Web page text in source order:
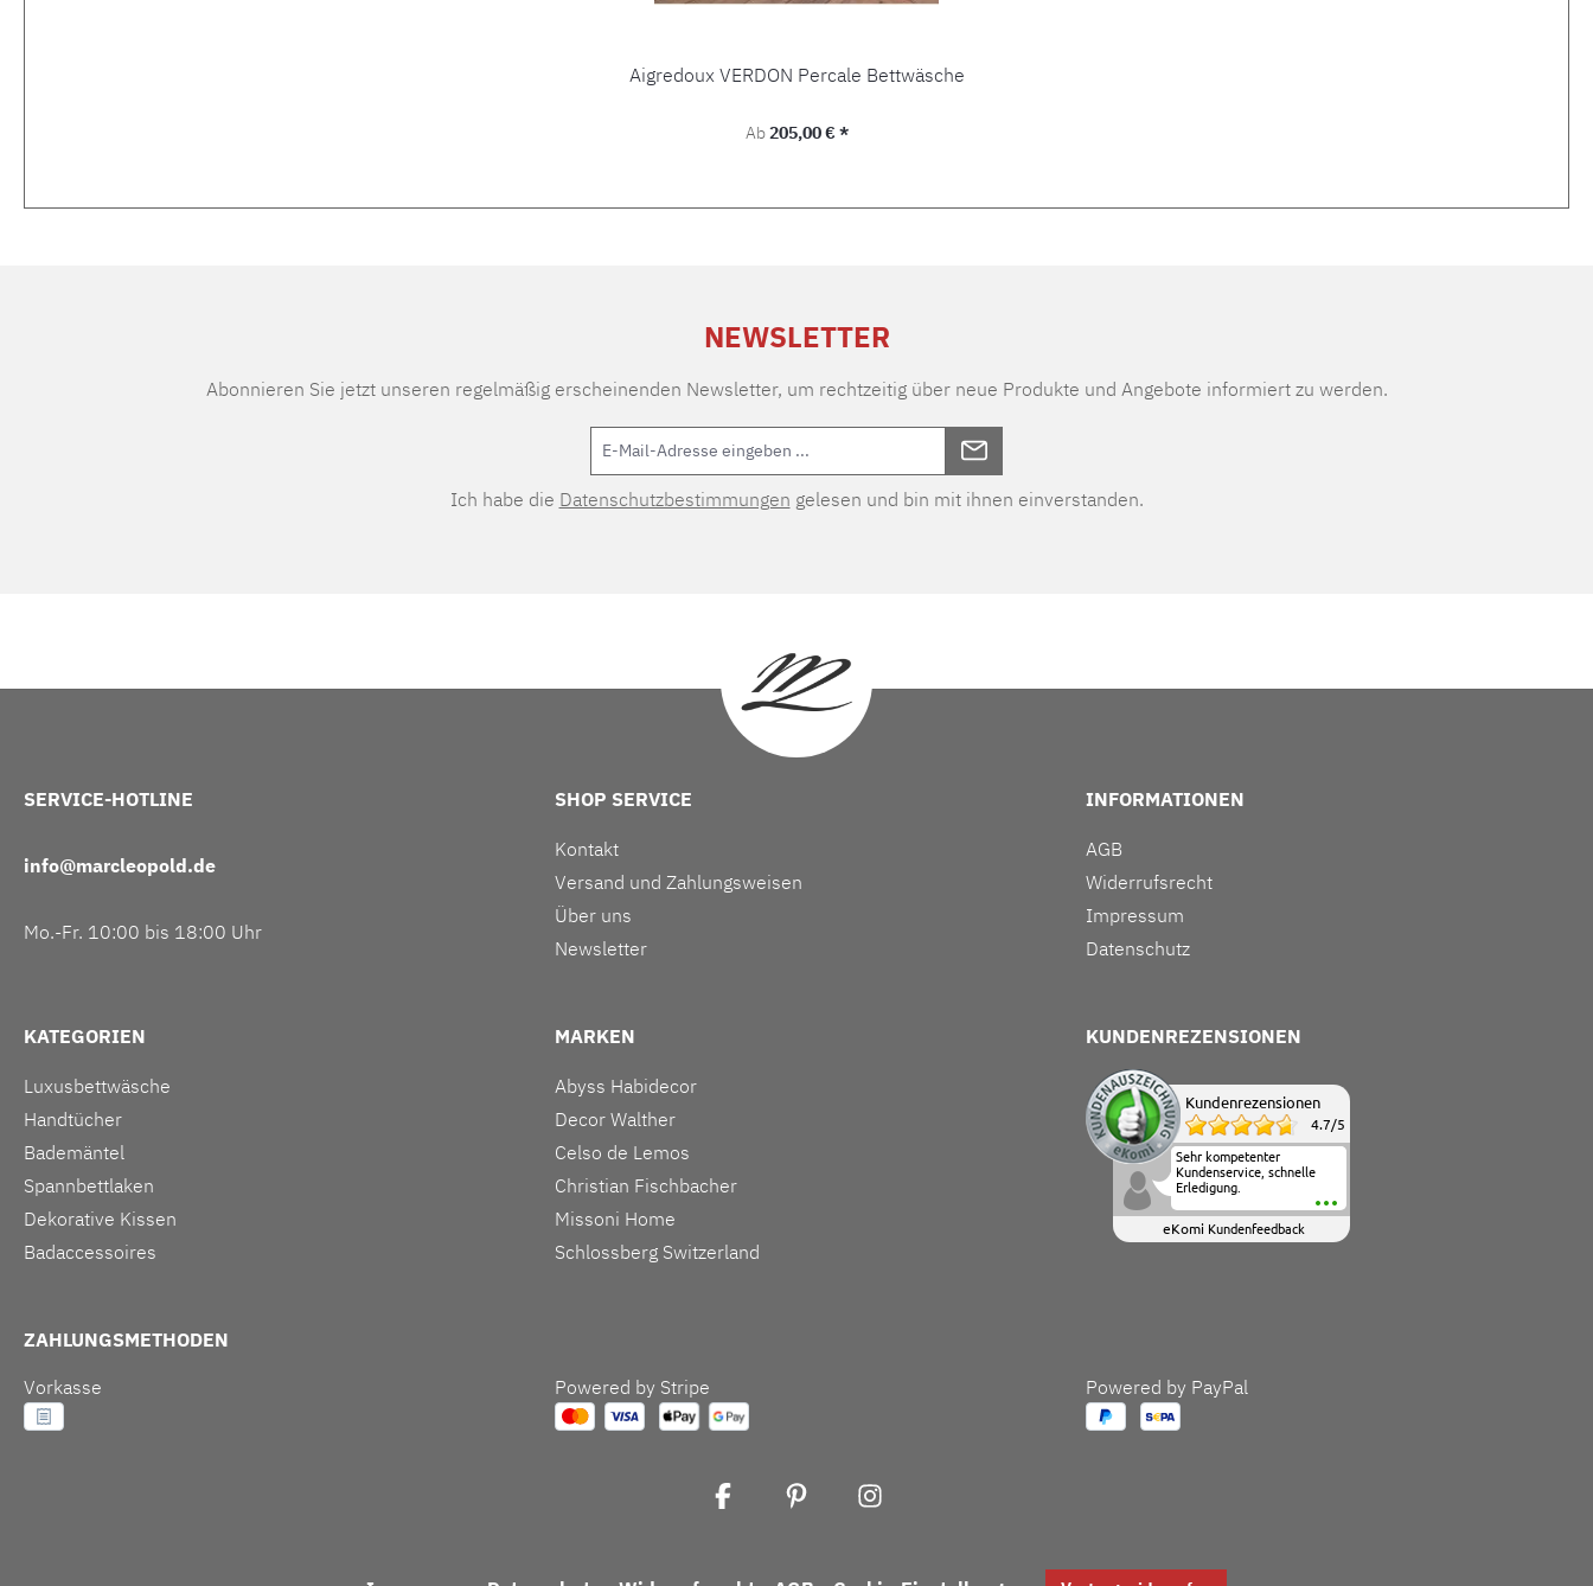
Aigredoux VERDON Percale Bettwäsche
Regulärer Preis:
Ab205,00 € *
NEWSLETTER
Abonnieren Sie jetzt unseren regelmäßig erscheinenden Newsletter, um rechtzeitig über neue Produkte und Angebote informiert zu werden.
Ich habe die Datenschutzbestimmungen gelesen und bin mit ihnen einverstanden.
SERVICE-HOTLINE
info@marcleopold.de
Mo.-Fr. 10:00 bis 18:00 Uhr
SHOP SERVICE
Kontakt
Versand und Zahlungsweisen
Über uns
Newsletter
INFORMATIONEN
AGB
Widerrufsrecht
Impressum
Datenschutz
KATEGORIEN
Luxusbettwäsche
Handtücher
Bademäntel
Spannbettlaken
Dekorative Kissen
Badaccessoires
MARKEN
Abyss Habidecor
Decor Walther
Celso de Lemos
Christian Fischbacher
Missoni Home
Schlossberg Switzerland
KUNDENREZENSIONEN
Kundenrezensionen
4.7/5
Sehr kompetenter
Kundenservice, schnelle
Erledigung.
eKomi Kundenfeedback
ZAHLUNGSMETHODEN
Vorkasse
Powered by Stripe Powered by PayPal